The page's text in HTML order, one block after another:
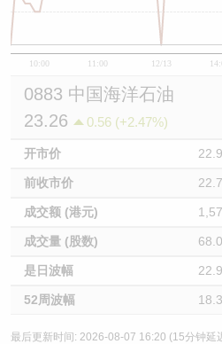
10:00 11:00 12/13
0883 中国海洋石油
23.26
0.56 (+2.47%)
开市价
前收市价 22.7
成交额 (港元)
成交量 (股数)
是日波幅
52周波幅
最后更新时间: 2026-08-07 16:20 (15分钟延